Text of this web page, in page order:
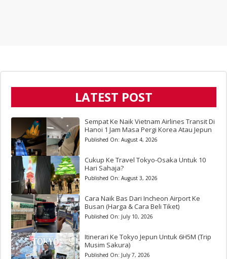
LATEST POST
Sempat Ke Naik Vietnam Airlines Transit Di
Hanoi 1 Jam Masa Pergi Korea Atau Jepun
Published On: August 4, 2026
Cukup Ke Travel Tokyo-Osaka Untuk 10
Hari Sahaja?
Published On: August 3, 2026
Cara Naik Bas Dari Incheon Airport Ke
Busan (Harga & Cara Beli Tiket)
Published On: July 10, 2026
Itinerari Ke Tokyo Jepun Untuk 6H5M (Trip
Musim Sakura)
Published On: July 7, 2026